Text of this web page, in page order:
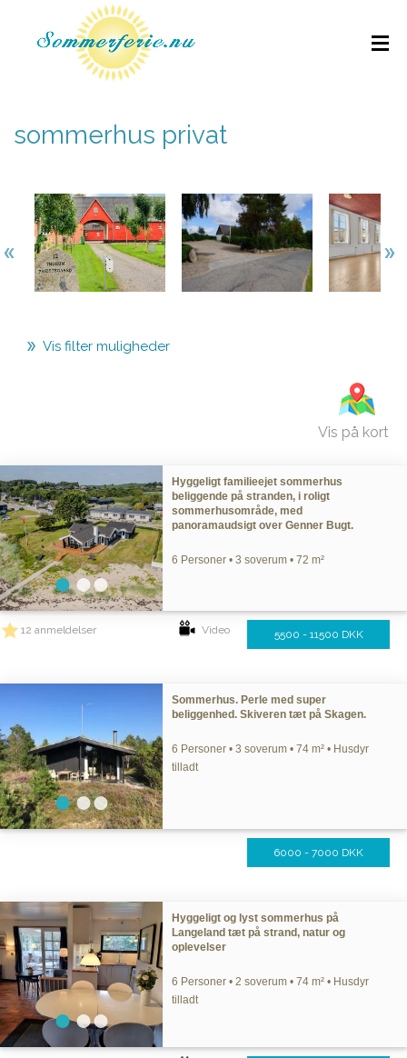
sommerhus privat
Vis filter muligheder
Vis på kort
Hyggeligt familieejet sommerhus
beliggende på stranden, i roligt
sommerhusområde, med
panoramaudsigt over Genner Bugt.
6 Personer • 3 soverum • 72 m²
12 anmeldelser Video 5500 - 11500 DKK
Sommerhus. Perle med super
beliggenhed. Skiveren tæt på Skagen.
6 Personer • 3 soverum • 74 m² • Husdyr
tilladt
6000 - 7000 DKK
Hyggeligt og lyst sommerhus på
Langeland tæt på strand, natur og
oplevelser
6 Personer • 2 soverum • 74 m² • Husdyr
tilladt